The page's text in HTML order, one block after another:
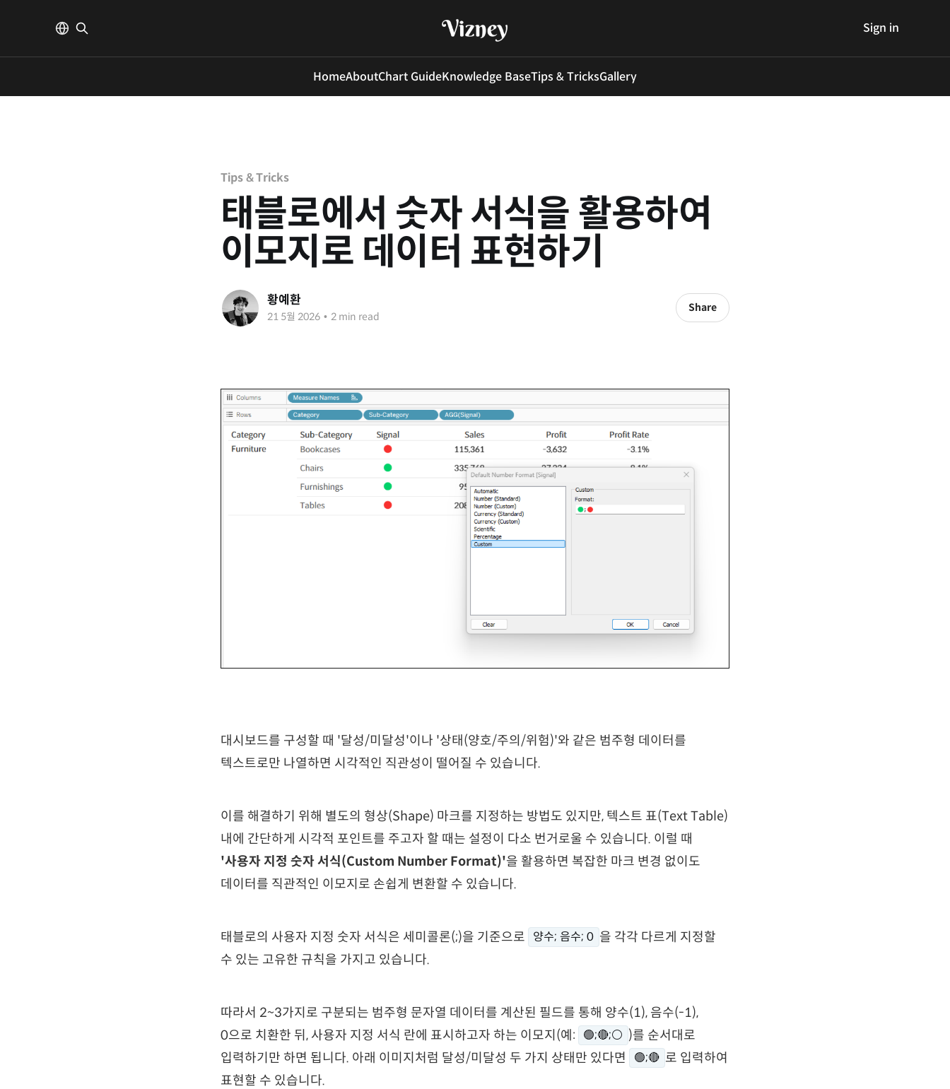
HomeAboutChart GuideKnowledge BaseTips & TricksGallery
Sign in
Tips & Tricks
태블로에서 숫자 서식을 활용하여
이모지로 데이터 표현하기
황예환
21 5월 2026 • 2 min read
Share
대시보드를 구성할 때 '달성/미달성'이나 '상태(양호/주의/위험)'와 같은 범주형 데이터를
텍스트로만 나열하면 시각적인 직관성이 떨어질 수 있습니다.
이를 해결하기 위해 별도의 형상(Shape) 마크를 지정하는 방법도 있지만, 텍스트 표(Text Table)
내에 간단하게 시각적 포인트를 주고자 할 때는 설정이 다소 번거로울 수 있습니다. 이럴 때
'사용자 지정 숫자 서식(Custom Number Format)'을 활용하면 복잡한 마크 변경 없이도
데이터를 직관적인 이모지로 손쉽게 변환할 수 있습니다.
태블로의 사용자 지정 숫자 서식은 세미콜론(;)을 기준으로 양수; 음수; 0 을 각각 다르게 지정할
수 있는 고유한 규칙을 가지고 있습니다.
따라서 2~3가지로 구분되는 범주형 문자열 데이터를 계산된 필드를 통해 양수(1), 음수(-1),
0으로 치환한 뒤, 사용자 지정 서식 란에 표시하고자 하는 이모지(예:
🟢;🔴;⚪ )를 순서대로
입력하기만 하면 됩니다. 아래 이미지처럼 달성/미달성 두 가지 상태만 있다면
🟢;🔴 로 입력하여
표현할 수 있습니다.